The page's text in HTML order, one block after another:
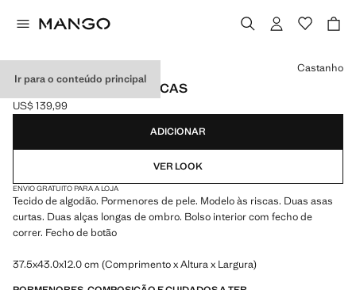
Ir para o conteúdo principal
CARTEIRA TOTE ÀS RISCAS
Preço atual [US$ 139,99 ]
US$ 139,99
Selecione uma cor
Castanho
ADICIONAR
VER LOOK
ENVIO GRATUITO PARA A LOJA
Tecido de algodão. Pormenores de pele. Modelo às riscas. Duas asas
curtas. Duas alças longas de ombro. Bolso interior com fecho de
correr. Fecho de botão
37.5x43.0x12.0 cm (Comprimento x Altura x Largura)